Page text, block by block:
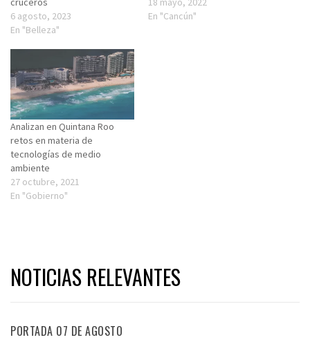
6 agosto, 2023
En "Belleza"
En "Cancún"
Analizan en Quintana Roo
retos en materia de
tecnologías de medio
ambiente
27 octubre, 2021
En "Gobierno"
NOTICIAS RELEVANTES
PORTADA 07 DE AGOSTO